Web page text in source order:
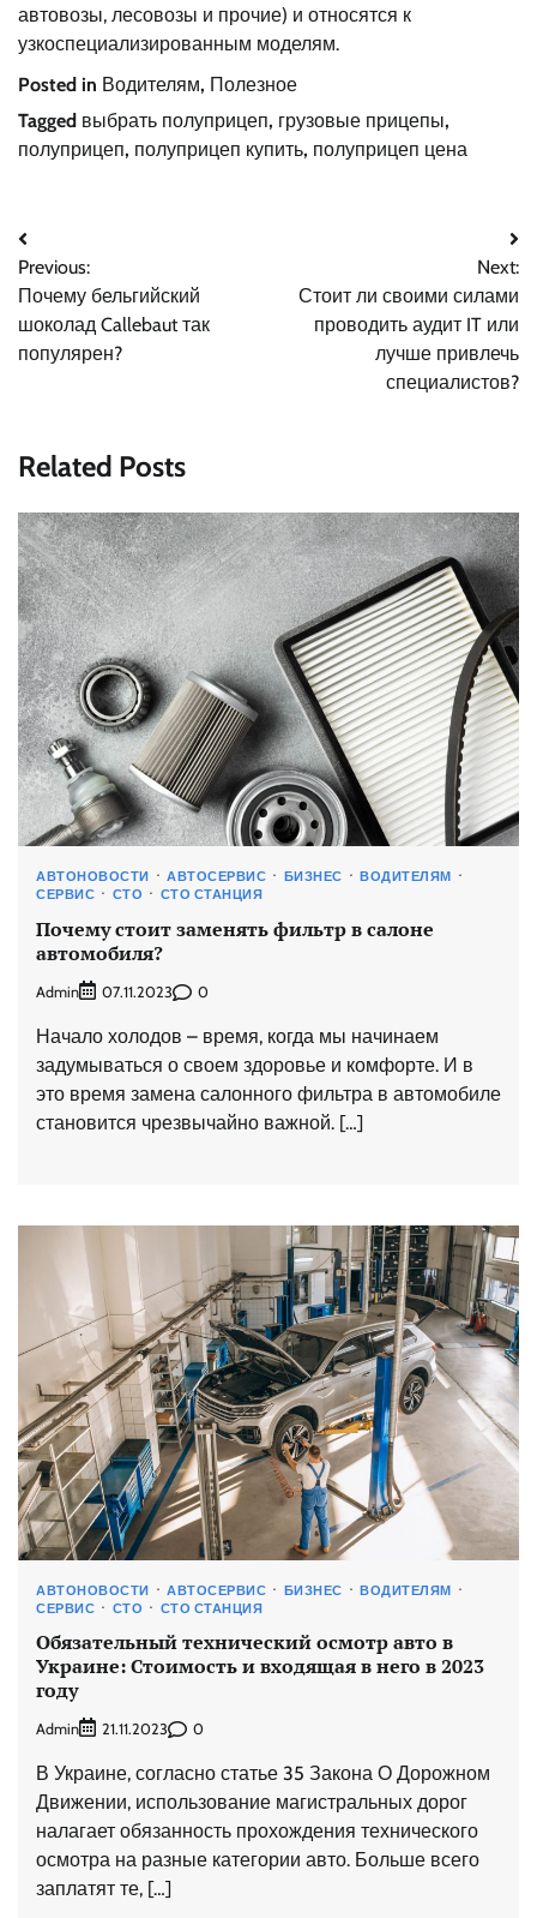
автовозы, лесовозы и прочие) и относятся к
узкоспециализированным моделям.
Posted in Водителям, Полезное
Tagged выбрать полуприцеп, грузовые прицепы,
полуприцеп, полуприцеп купить, полуприцеп цена
Навигация
по
записям
Previous:
Почему бельгийский
шоколад Callebaut так
популярен?
Next:
Стоит ли своими силами
проводить аудит IT или
лучше привлечь
специалистов?
Related Posts
АВТОНОВОСТИ АВТОСЕРВИС БИЗНЕС
ВОДИТЕЛЯМ
СЕРВИС
СТО СТО СТАНЦИЯ
Почему стоит заменять фильтр в салоне
автомобиля?
Admin 07.11.2023 0
Начало холодов – время, когда мы начинаем
задумываться о своем здоровье и комфорте. И в
это время замена салонного фильтра в автомобиле
становится чрезвычайно важной. […]
АВТОНОВОСТИ АВТОСЕРВИС БИЗНЕС
ВОДИТЕЛЯМ
СЕРВИС
СТО СТО СТАНЦИЯ
Обязательный технический осмотр авто в
Украине: Стоимость и входящая в него в 2023
году
Admin 21.11.2023 0
В Украине, согласно статье 35 Закона О Дорожном
Движении, использование магистральных дорог
налагает обязанность прохождения технического
осмотра на разные категории авто. Больше всего
заплатят те, […]